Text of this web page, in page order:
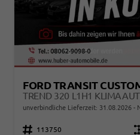
FORD TRANSIT
unverbindliche Lieferzeit: 31.08.2026
Fahrzeugnr. 113750